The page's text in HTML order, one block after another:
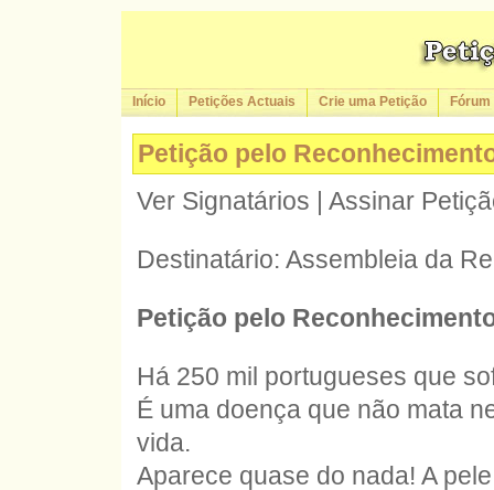
Início Petições Actuais Crie uma Petição Fórum
Petição pelo
Ver Signatários | Assinar
Destinatário: Assembleia da
Petição pelo
Há 250 mil portugueses que
É uma doença que não mata
vida.
Aparece quase do nada! A